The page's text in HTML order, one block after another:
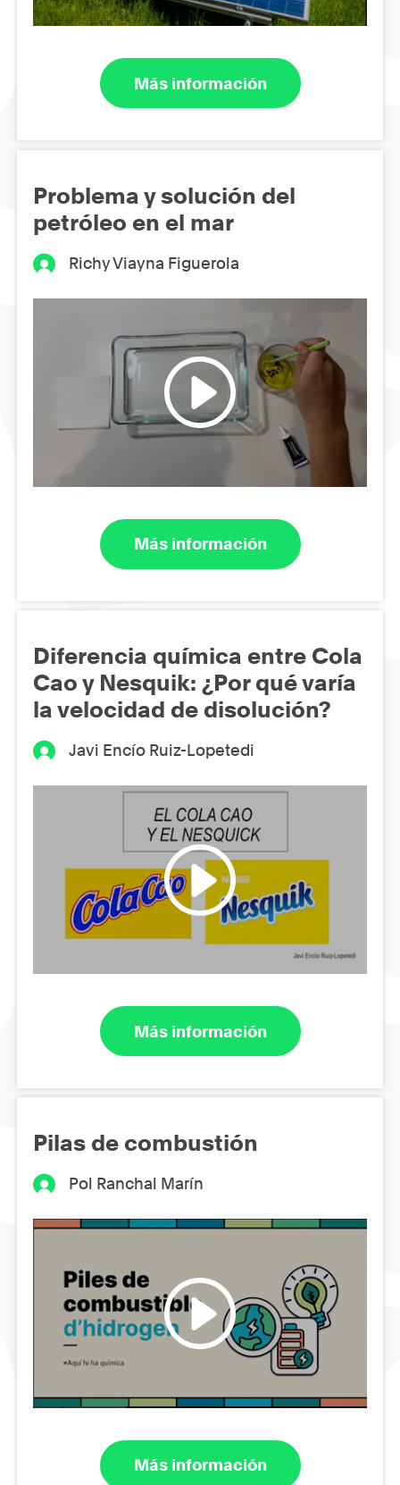
Más información
Problema y solución del
petróleo en el mar
Richy Viayna Figuerola
Más información
Diferencia química entre Cola
Cao y Nesquik: ¿Por qué varía
la velocidad de disolución?
Javi Encío Ruiz-Lopetedi
Más información
Pilas de combustión
Pol Ranchal Marín
Más información